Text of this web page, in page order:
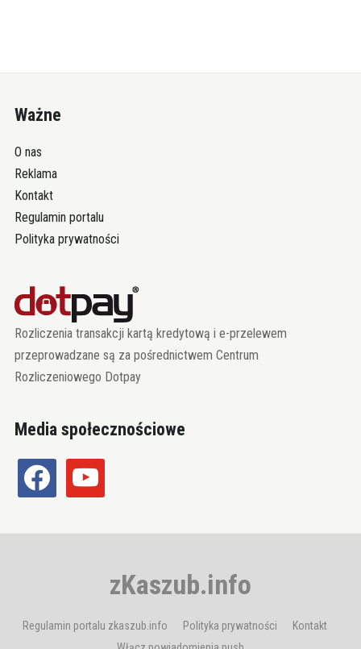
Ważne
O nas
Reklama
Kontakt
Regulamin portalu
Polityka prywatności
Rozliczenia transakcji kartą kredytową i e-przelewem
przeprowadzane są za pośrednictwem Centrum
Rozliczeniowego Dotpay
Media społecznościowe
facebook youtube
zKaszub.info
Regulamin portalu zkaszub.info Polityka prywatności
Kontakt